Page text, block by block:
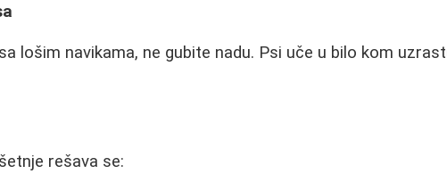
lošim navikama, ne gubite nadu. Psi uče u bilo kom
rešava se: